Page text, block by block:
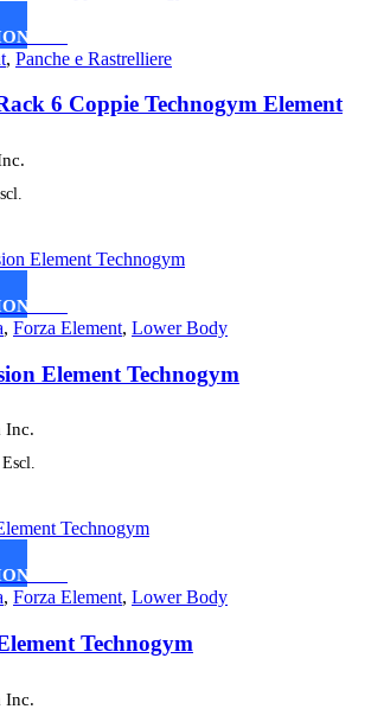
, Panche e Rastrelliere
6 Coppie Technogym Element
, Forza Element, Lower Body
Element Technogym
Inc.
, Forza Element, Lower Body
Technogym
Inc.